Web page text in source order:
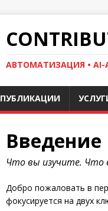
АВТОМАТИЗАЦИЯ • AI-
ПУБЛИКАЦИИ
Введение
Что вы изучите. Что
Добро пожаловать в
фокусируется на двух